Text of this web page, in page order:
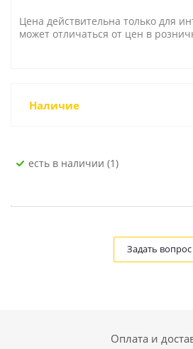
Цена действительна только для
может отличаться от цен в
Наличие
Есть в наличии (1)
Задать вопрос
Оплата и